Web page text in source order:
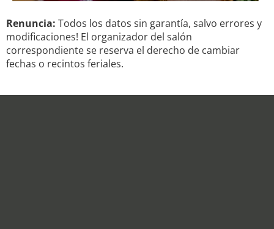
Renuncia: Todos los datos sin garantía, salvo errores y
modificaciones! El organizador del salón
correspondiente se reserva el derecho de cambiar
fechas o recintos feriales.